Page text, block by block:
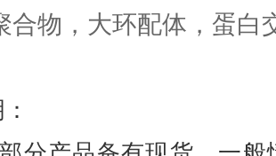
合物，大环配体，蛋白